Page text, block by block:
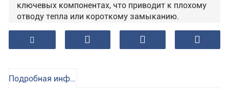
ключевых компонентах, что приводит к плохому
отводу тепла или короткому замыканию.
Уменьшая накопление пыли, вы можете
эффективно продлить срок службы внутренних
Уменьшение внешних помех. Металлическая
Подробная информация о продукте